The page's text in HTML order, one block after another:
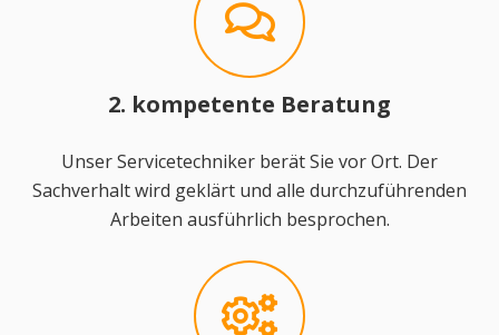
2. kompetente Beratung
Unser Servicetechniker berät Sie vor Ort. Der
Sachverhalt wird geklärt und alle durchzuführenden
Arbeiten ausführlich besprochen.